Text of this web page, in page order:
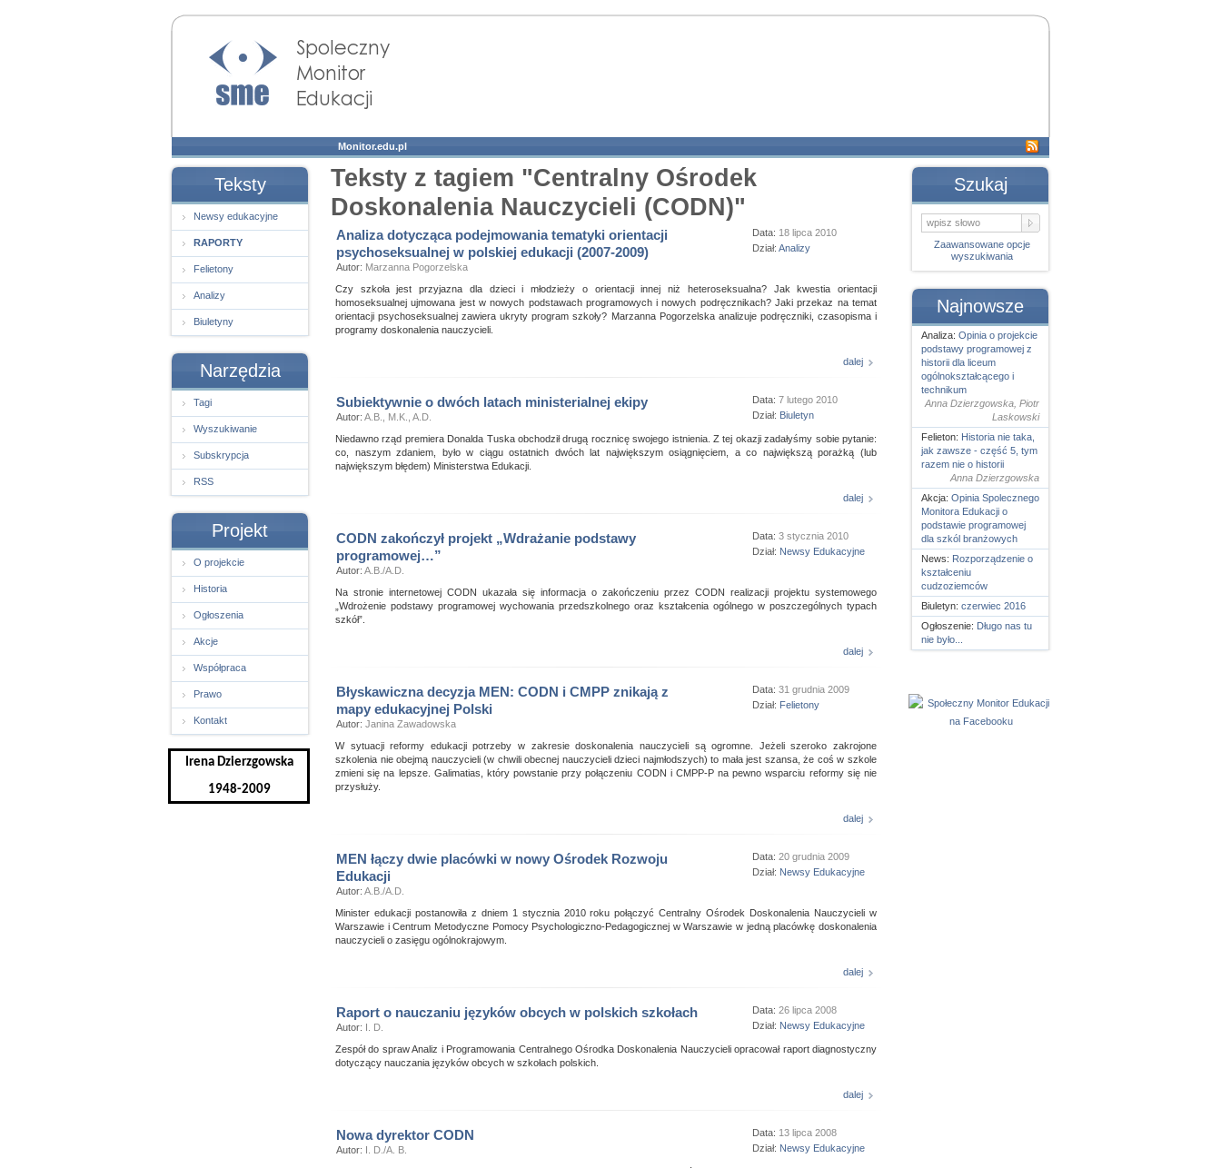
Społeczny Monitor
Edukacji
Monitor.edu.pl
Teksty
Newsy edukacyjne
RAPORTY
Felietony
Analizy
Biuletyny
Narzędzia
Tagi
Wyszukiwanie
Subskrypcja
RSS
Projekt
O projekcie
Historia
Ogłoszenia
Akcje
Współpraca
Prawo
Kontakt
Irena Dzierzgowska
1948-2009
Teksty z tagiem "Centralny Ośrodek
Doskonalenia Nauczycieli (CODN)"
Analiza dotycząca podejmowania tematyki orientacji
psychoseksualnej w polskiej edukacji (2007-2009)
Data: 18 lipca 2010
Dział: Analizy
Autor: Marzanna Pogorzelska
Czy szkoła jest przyjazna dla dzieci i młodzieży o orientacji innej niż heteroseksualna? Jak kwestia orientacji
homoseksualnej ujmowana jest w nowych podstawach programowych i nowych podręcznikach? Jaki przekaz na temat
orientacji psychoseksualnej zawiera ukryty program szkoły? Marzanna Pogorzelska analizuje podręczniki, czasopisma i
programy doskonalenia nauczycieli.
dalej
Subiektywnie o dwóch latach ministerialnej ekipy Data: 7 lutego 2010
Dział: Biuletyn
Autor: A.B., M.K., A.D.
Niedawno rząd premiera Donalda Tuska obchodził drugą rocznicę swojego istnienia. Z tej okazji zadałyśmy sobie pytanie:
co, naszym zdaniem, było w ciągu ostatnich dwóch lat największym osiągnięciem, a co największą porażką (lub
największym błędem) Ministerstwa Edukacji.
dalej
CODN zakończył projekt „Wdrażanie podstawy
programowej…”
Data: 3 stycznia 2010
Dział: Newsy Edukacyjne
Autor: A.B./A.D.
Na stronie internetowej CODN ukazała się informacja o zakończeniu przez CODN realizacji projektu systemowego
„Wdrożenie podstawy programowej wychowania przedszkolnego oraz kształcenia ogólnego w poszczególnych typach
szkół”.
dalej
Błyskawiczna decyzja MEN: CODN i CMPP znikają z
mapy edukacyjnej Polski
Data: 31 grudnia 2009
Dział: Felietony
Autor: Janina Zawadowska
W sytuacji reformy edukacji potrzeby w zakresie doskonalenia nauczycieli są ogromne. Jeżeli szeroko zakrojone
szkolenia nie obejmą nauczycieli (w chwili obecnej nauczycieli dzieci najmłodszych) to mała jest szansa, że coś w szkole
zmieni się na lepsze. Galimatias, który powstanie przy połączeniu CODN i CMPP-P na pewno wsparciu reformy się nie
przysłuży.
dalej
MEN łączy dwie placówki w nowy Ośrodek Rozwoju
Edukacji
Data: 20 grudnia 2009
Dział: Newsy Edukacyjne
Autor: A.B./A.D.
Minister edukacji postanowiła z dniem 1 stycznia 2010 roku połączyć Centralny Ośrodek Doskonalenia Nauczycieli w
Warszawie i Centrum Metodyczne Pomocy Psychologiczno-Pedagogicznej w Warszawie w jedną placówkę doskonalenia
nauczycieli o zasięgu ogólnokrajowym.
dalej
Raport o nauczaniu języków obcych w polskich szkołach Data: 26 lipca 2008
Dział: Newsy Edukacyjne
Autor: I. D.
Zespół do spraw Analiz i Programowania Centralnego Ośrodka Doskonalenia Nauczycieli opracował raport diagnostyczny
dotyczący nauczania języków obcych w szkołach polskich.
dalej
Nowa dyrektor CODN Data: 13 lipca 2008
Dział: Newsy Edukacyjne
Autor: I. D./A. B.
Szukaj
Zaawansowane opcje
wyszukiwania
Najnowsze
Analiza: Opinia o projekcie
podstawy programowej z
historii dla liceum
ogólnokształcącego i
technikum
Anna Dzierzgowska, Piotr
Laskowski
Felieton: Historia nie taka,
jak zawsze - część 5, tym
razem nie o historii
Anna Dzierzgowska
Akcja: Opinia Spolecznego
Monitora Edukacji o
podstawie programowej
dla szkól branżowych
News: Rozporządzenie o
kształceniu
cudzoziemców
Biuletyn: czerwiec 2016
Ogłoszenie: Długo nas tu
nie było...